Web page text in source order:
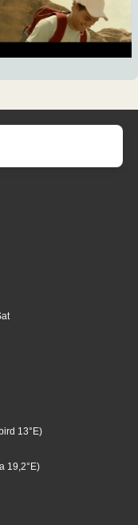
13°E)
19,2°E)